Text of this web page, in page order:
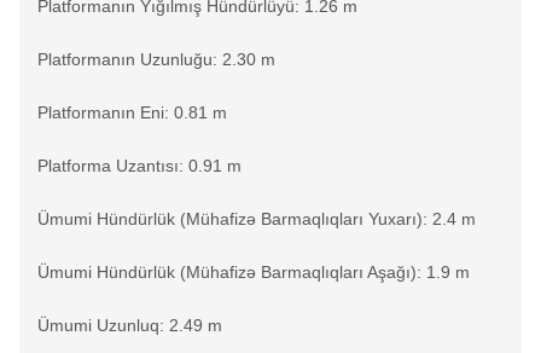
Platformanın Yığılmış Hündürlüyü: 1.26 m
Platformanın Uzunluğu: 2.30 m
Platformanın Eni: 0.81 m
Platforma Uzantısı: 0.91 m
Ümumi Hündürlük (Mühafizə Barmaqlıqları Yuxarı): 2.4 m
Ümumi Hündürlük (Mühafizə Barmaqlıqları Aşağı): 1.9 m
Ümumi Uzunluq: 2.49 m